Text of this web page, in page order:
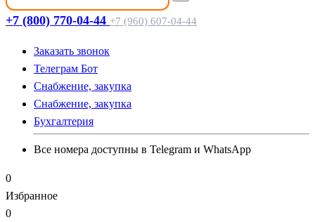
+7 (800) 770-04-44 +7 (960) 607-04-44
Заказать звонок
Телеграм Бот
Cнабжение, закупка
Cнабжение, закупка
Бухгалтерия
Все номера доступны в Telegram и WhatsApp
0
Избранное
0